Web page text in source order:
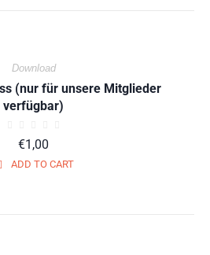
Download
(nur für unsere Mitglieder
verfügbar)
ADD TO CART
€1,00